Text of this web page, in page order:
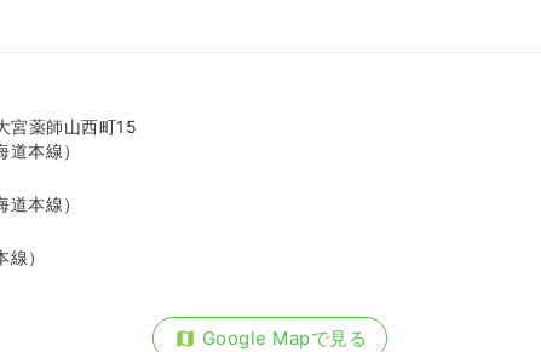
宮薬師山西町15
本線）
本線）
）
Google Mapで見る